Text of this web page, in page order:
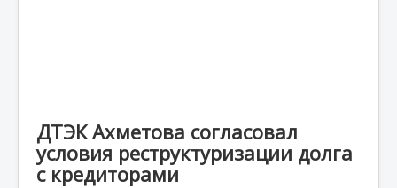
Происшествия
UA
ДТЭК Ахметова согласовал
условия реструктуризации долга
с кредиторами